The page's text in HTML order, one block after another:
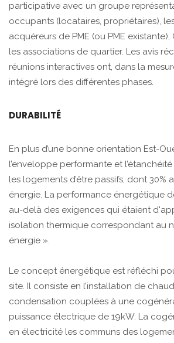
participative avec un groupe
occupants (locataires, propriétaires),
acquéreurs de PME (ou PME
les associations de quartier. Les avis
réunions interactives ont, dans la
intégré lors des différentes phases.
DURABILITÉ
En plus d’une bonne orientation Est-
l’enveloppe performante et
les logements d’être passifs, dont 30%
énergie. La performance énergétique
au-delà des exigences qui étaient
isolation thermique correspondant au
énergie ».
Le concept énergétique est réfléchi
site. Il consiste en l’installation de
condensation couplées à une
puissance électrique de 19kW. La
en électricité les communs des